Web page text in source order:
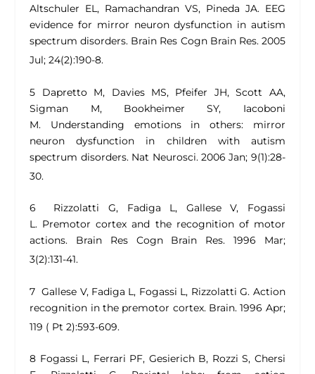
Altschuler EL, Ramachandran VS, Pineda JA. EEG
evidence for mirror neuron dysfunction in autism
spectrum disorders. Brain Res Cogn Brain Res. 2005
Jul; 24(2):190-8.
5 Dapretto M, Davies MS, Pfeifer JH, Scott AA,
Sigman M, Bookheimer SY, Iacoboni
M. Understanding emotions in others: mirror
neuron dysfunction in children with autism
spectrum disorders.Nat Neurosci. 2006 Jan; 9(1):28-
30.
6 Rizzolatti G, Fadiga L, Gallese V, Fogassi
L. Premotor cortex and the recognition of motor
actions. Brain Res Cogn Brain Res. 1996 Mar;
3(2):131-41.
7 Gallese V, Fadiga L, Fogassi L, Rizzolatti G. Action
recognition in the premotor cortex. Brain. 1996 Apr;
119 ( Pt 2):593-609.
8 Fogassi L, Ferrari PF, Gesierich B, Rozzi S, Chersi